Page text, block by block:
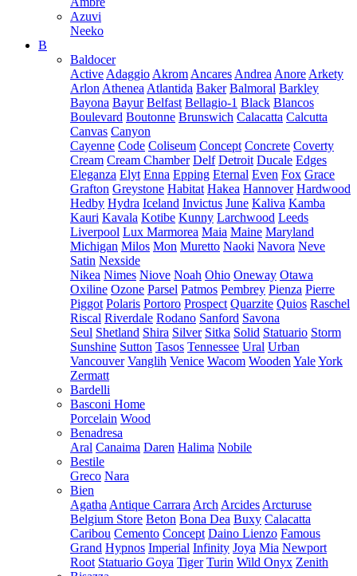
Azuvi
Neeko
B
Baldocer
Active Adaggio Akrom Ancares Andrea Anore Arkety
Arlon Athenea Atlantida Baker Balmoral Barkley
Bayona Bayur Belfast Bellagio-1 Black Blancos
Boulevard Boutonne Brunswich Calacatta Calcutta
Canvas Canyon
Cayenne Code Coliseum Concept Concrete Coverty
Cream Cream Chamber Delf Detroit Ducale Edges
Eleganza Elyt Enna Epping Eternal Even Fox Grace
Grafton Greystone Habitat Hakea Hannover Hardwood
Hedby Hydra Iceland Invictus June Kaliva Kamba
Kauri Kavala Kotibe Kunny Larchwood Leeds
Liverpool Lux Marmorea Maia Maine Maryland
Michigan Milos Mon Muretto Naoki Navora Neve
Satin Nexside
Nikea Nimes Niove Noah Ohio Oneway Otawa
Oxiline Ozone Parsel Patmos Pembrey Pienza Pierre
Piggot Polaris Portoro Prospect Quarzite Quios Raschel
Riscal Riverdale Rodano Sanford Savona
Seul Shetland Shira Silver Sitka Solid Statuario Storm
Sunshine Sutton Tasos Tennessee Ural Urban
Vancouver Vanglih Venice Wacom Wooden YaleYork
Zermatt
Bardelli
Basconi Home
Porcelain Wood
Benadresa
Aral Canaima Daren Halima Nobile
Bestile
Greco Nara
Bien
Agatha Antique Carrara Arch Arcides Arcturuse
Belgium Store Beton Bona Dea Buxy Calacatta
Caribou Cemento Concept Daino Lienzo Famous
Grand Hypnos Imperial Infinity Joya Mia Newport
Root Statuario Goya Tiger Turin Wild Onyx Zenith